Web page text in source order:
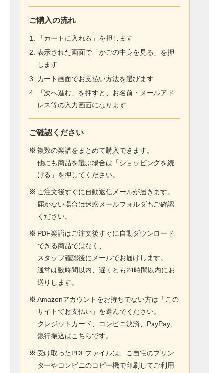
ご購入の流れ
「カートに入れる」を押します
表示された画面で「かごの中身を見る」を押
します
カート画面でお支払い方法を選びます
「次へ進む」を押すと、お名前・メールアド
レス等の入力画面になります
ご確認ください
※ 複数の楽譜をまとめて購入できます。
他にも商品を選ぶ場合は「ショッピングを続
ける」を押してください。
※ ご注文後すぐに自動返信メールが届きます。
届かない場合は迷惑メールフォルダもご確認
ください。
※ PDF楽譜はご注文後すぐに自動ダウンロード
できる商品ではなく、
スタッフ確認後にメールでお届けします。
通常は数時間以内、遅くとも24時間以内にお
送りします。
※ Amazonアカウントをお持ちでない方は「この
サイトでお支払い」を選んでください。
クレジットカード、コンビニ決済、PayPay、
銀行振込はこちらです。
※ 受け取ったPDFファイルは、ご自宅のプリン
ターやコンビニのコピー機で印刷してご利用